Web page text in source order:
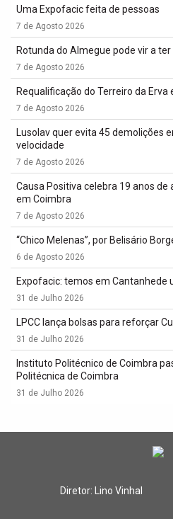
Uma Expofacic feita de pessoas
7 de Agosto 2026
Rotunda do Almegue pode vir a
7 de Agosto 2026
Requalificação do Terreiro da
7 de Agosto 2026
Lusolav quer evita 45 demolições
velocidade
7 de Agosto 2026
Causa Positiva celebra 19 anos
em Coimbra
7 de Agosto 2026
“Chico Melenas”, por Belisário
6 de Agosto 2026
Expofacic: temos em
31 de Julho 2026
LPCC lança bolsas para reforçar
31 de Julho 2026
Instituto Politécnico de Coimbra
Politécnica de Coimbra
31 de Julho 2026
Diretor: Lino Vinhal